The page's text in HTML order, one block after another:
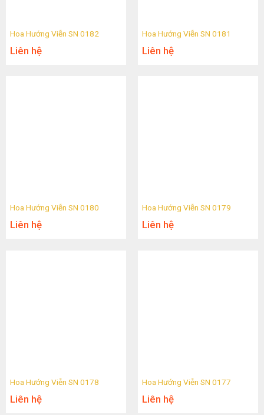
Hoa Hướng Viễn SN 0182
Liên hệ
Hoa Hướng Viễn SN 0181
Liên hệ
Hoa Hướng Viễn SN 0180
Liên hệ
Hoa Hướng Viễn SN 0179
Liên hệ
Hoa Hướng Viễn SN 0178
Liên hệ
Hoa Hướng Viễn SN 0177
Liên hệ